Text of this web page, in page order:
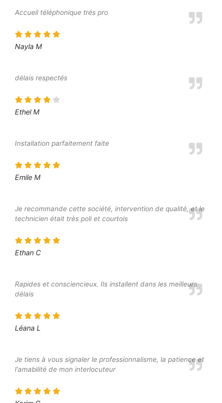
Accueil téléphonique trés pro
Nayla M
délais respectés
Ethel M
Installation parfaitement faite
Emile M
Je recommande cette société, intervention de qualité, et le
technicien était très poli et courtois
Ethan C
Rapides et consciencieux. Ils installent dans les meilleurs
délais
Léana L
Je tiens à vous signaler le professionnalisme, la patience et
l'amabilité de mon interlocuteur